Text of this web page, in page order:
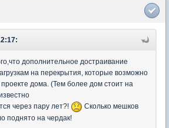
дополнительное достраивание
на перекрытия, которые возможно
дома. (Тем более дом стоит на
через пару лет?!
Сколько мешков
поднято на чердак!